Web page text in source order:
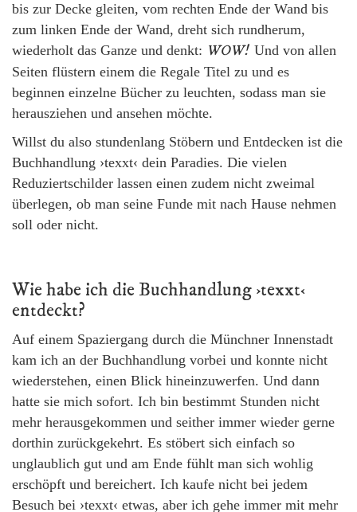
bis zur Decke gleiten, vom rechten Ende der Wand bis
zum linken Ende der Wand, dreht sich rundherum,
wiederholt das Ganze und denkt: WOW! Und von allen
Seiten flüstern einem die Regale Titel zu und es
beginnen einzelne Bücher zu leuchten, sodass man sie
herausziehen und ansehen möchte.
Willst du also stundenlang Stöbern und Entdecken ist die
Buchhandlung ›texxt‹ dein Paradies. Die vielen
Reduziertschilder lassen einen zudem nicht zweimal
überlegen, ob man seine Funde mit nach Hause nehmen
soll oder nicht.
Wie habe ich die Buchhandlung ›texxt‹
entdeckt?
Auf einem Spaziergang durch die Münchner Innenstadt
kam ich an der Buchhandlung vorbei und konnte nicht
wiederstehen, einen Blick hineinzuwerfen. Und dann
hatte sie mich sofort. Ich bin bestimmt Stunden nicht
mehr herausgekommen und seither immer wieder gerne
dorthin zurückgekehrt. Es stöbert sich einfach so
unglaublich gut und am Ende fühlt man sich wohlig
erschöpft und bereichert. Ich kaufe nicht bei jedem
Besuch bei ›texxt‹ etwas, aber ich gehe immer mit mehr